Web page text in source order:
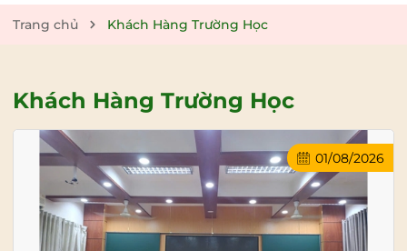
Trang chủ Khách Hàng Trường Học
Khách Hàng Trường Học
01/08/2026